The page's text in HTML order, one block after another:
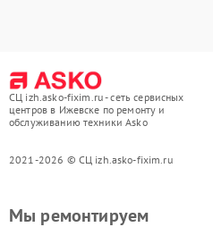
СЦ izh.asko-fixim.ru - сеть сервисных
центров в Ижевске по ремонту и
обслуживанию техники Asko
2021-2026 © СЦ izh.asko-fixim.ru
Мы ремонтируем